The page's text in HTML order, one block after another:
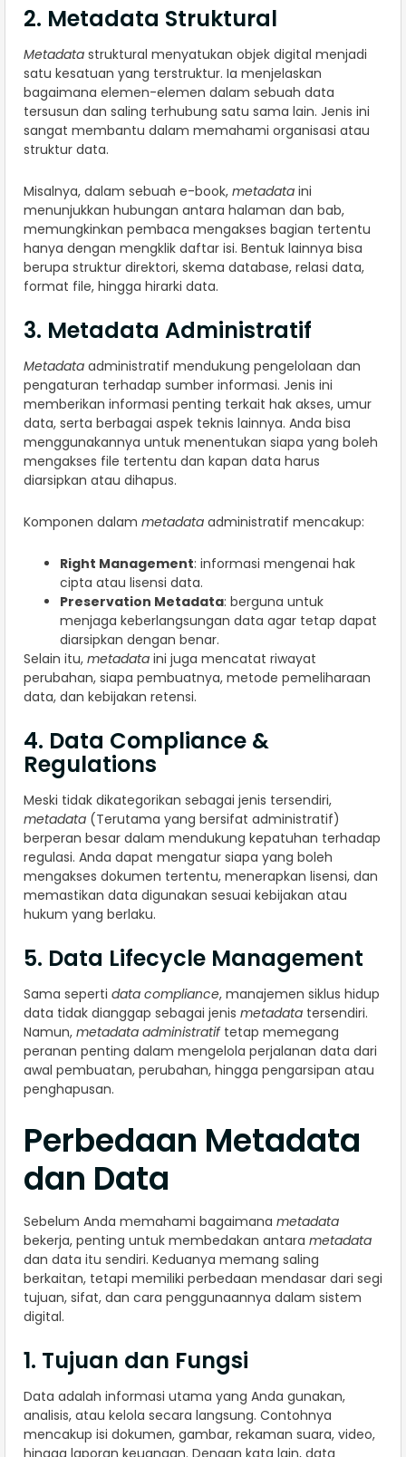
2. Metadata Struktural
Metadata struktural menyatukan objek digital menjadi
satu kesatuan yang terstruktur. Ia menjelaskan
bagaimana elemen-elemen dalam sebuah data
tersusun dan saling terhubung satu sama lain. Jenis ini
sangat membantu dalam memahami organisasi atau
struktur data.
Misalnya, dalam sebuah e-book, metadata ini
menunjukkan hubungan antara halaman dan bab,
memungkinkan pembaca mengakses bagian tertentu
hanya dengan mengklik daftar isi. Bentuk lainnya bisa
berupa struktur direktori, skema database, relasi data,
format file, hingga hirarki data.
3. Metadata Administratif
Metadata administratif mendukung pengelolaan dan
pengaturan terhadap sumber informasi. Jenis ini
memberikan informasi penting terkait hak akses, umur
data, serta berbagai aspek teknis lainnya. Anda bisa
menggunakannya untuk menentukan siapa yang boleh
mengakses file tertentu dan kapan data harus
diarsipkan atau dihapus.
Komponen dalam metadata administratif mencakup:
Right Management: informasi mengenai hak
cipta atau lisensi data.
Preservation Metadata: berguna untuk
menjaga keberlangsungan data agar tetap dapat
diarsipkan dengan benar.
Selain itu, metadata ini juga mencatat riwayat
perubahan, siapa pembuatnya, metode pemeliharaan
data, dan kebijakan retensi.
4. Data Compliance &
Regulations
Meski tidak dikategorikan sebagai jenis tersendiri,
metadata (Terutama yang bersifat administratif)
berperan besar dalam mendukung kepatuhan terhadap
regulasi. Anda dapat mengatur siapa yang boleh
mengakses dokumen tertentu, menerapkan lisensi, dan
memastikan data digunakan sesuai kebijakan atau
hukum yang berlaku.
5. Data Lifecycle Management
Sama seperti data compliance, manajemen siklus hidup
data tidak dianggap sebagai jenis metadata tersendiri.
Namun, metadata administratiftetap memegang
peranan penting dalam mengelola perjalanan data dari
awal pembuatan, perubahan, hingga pengarsipan atau
penghapusan.
Perbedaan Metadata
dan Data
Sebelum Anda memahami bagaimana metadata
bekerja, penting untuk membedakan antara metadata
dan data itu sendiri. Keduanya memang saling
berkaitan, tetapi memiliki perbedaan mendasar dari segi
tujuan, sifat, dan cara penggunaannya dalam sistem
digital.
1. Tujuan dan Fungsi
Data adalah informasi utama yang Anda gunakan,
analisis, atau kelola secara langsung. Contohnya
mencakup isi dokumen, gambar, rekaman suara, video,
hingga laporan keuangan. Dengan kata lain, data